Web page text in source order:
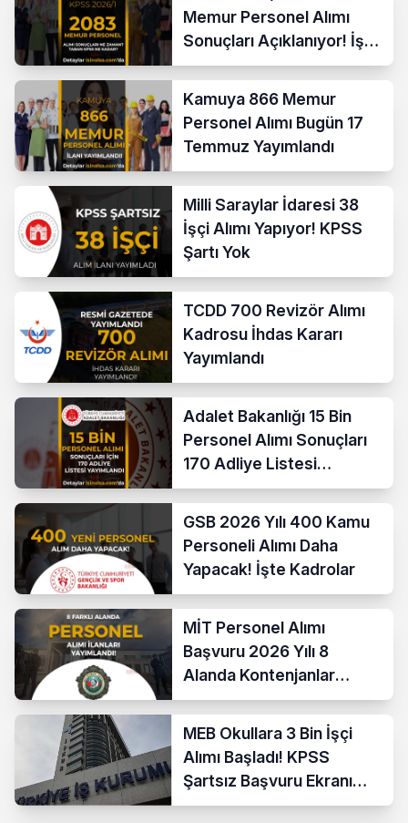
Memur Personel Alımı
Sonuçları Açıklanıyor! İşte
Taban Puanlar
Kamuya 866 Memur
Personel Alımı Bugün 17
Temmuz Yayımlandı
Milli Saraylar İdaresi 38
İşçi Alımı Yapıyor! KPSS
Şartı Yok
TCDD 700 Revizör Alımı
Kadrosu İhdas Kararı
Yayımlandı
Adalet Bakanlığı 15 Bin
Personel Alımı Sonuçları
170 Adliye Listesi
Açıklandı
GSB 2026 Yılı 400 Kamu
Personeli Alımı Daha
Yapacak! İşte Kadrolar
MİT Personel Alımı
Başvuru 2026 Yılı 8
Alanda Kontenjanlar
Nedir?
MEB Okullara 3 Bin İşçi
Alımı Başladı! KPSS
Şartsız Başvuru Ekranı
Açıldı